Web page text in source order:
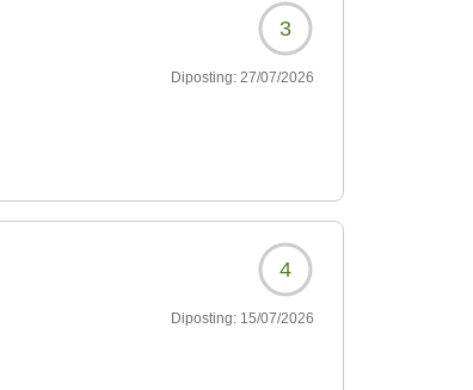
3
Diposting: 27/07/2026
4
Diposting: 15/07/2026